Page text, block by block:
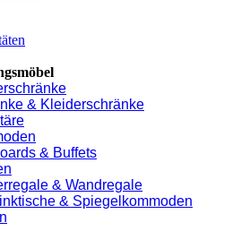
& Kleiderschränke
& Buffets
& Wandregale
& Spiegelkommoden